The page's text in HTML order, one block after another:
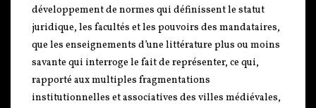
développement de normes qui définissent le statut
juridique, les facultés et les pouvoirs des mandataires,
que les enseignements d’une littérature plus ou moins
savante qui interroge le fait de représenter, ce qui,
rapporté aux multiples fragmentations
institutionnelles et associatives des villes médiévales,